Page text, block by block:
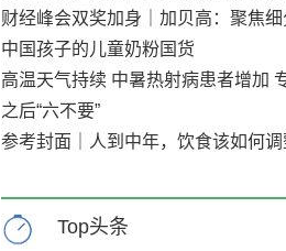
财经峰会双奖加身｜加贝高：聚焦
中国孩子的儿童奶粉国货
高温天气持续 中暑热射病患者增加
之后“六不要”
参考封面｜人到中年，饮食该如何调
Top头条